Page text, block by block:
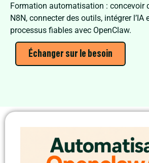
Formation automatisation : concevoir
N8N, connecter des outils, intégrer l’IA
processus fiables avec OpenClaw.
Échanger sur le besoin